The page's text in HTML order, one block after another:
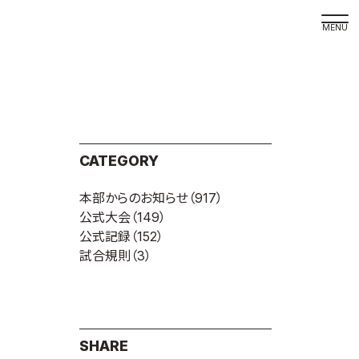
CATEGORY
本部からのお知らせ （917）
公式大会 （149）
公式記録 （152）
試合規則 （3）
SHARE